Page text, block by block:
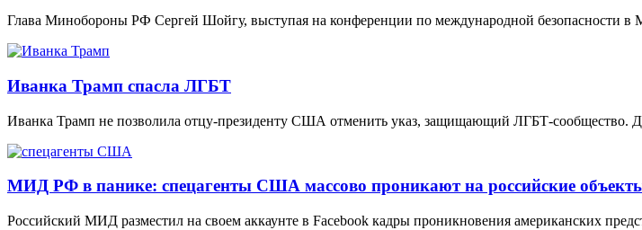
Глава Минобороны РФ Сергей Шойгу, выступая на конференции по международной безопасности в
Иванка Трамп спасла ЛГБТ
Иванка Трамп не позволила отцу-президенту США отменить указ, защищающий ЛГБТ-
МИД РФ в панике: спецагенты США массово проникают на российские
Российский МИД разместил на своем аккаунте в Facebook кадры проникновения американских